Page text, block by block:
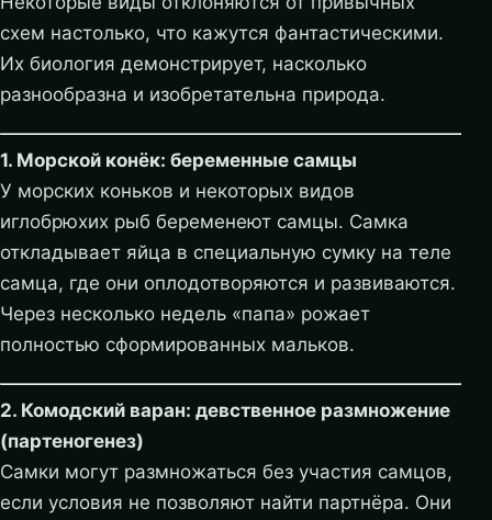
схем настолько, что кажутся фантастическими.
Их биология демонстрирует, насколько
разнообразна и изобретательна природа.
1. Морской конёк: беременные самцы
У морских коньков и некоторых видов
иглобрюхих рыб беременеют самцы. Самка
откладывает яйца в специальную сумку на теле
самца, где они оплодотворяются и развиваются.
Через несколько недель «папа» рожает
полностью сформированных мальков.
2. Комодский варан: девственное размножение
(партеногенез)
Самки могут размножаться без участия самцов,
если условия не позволяют найти партнёра. Они